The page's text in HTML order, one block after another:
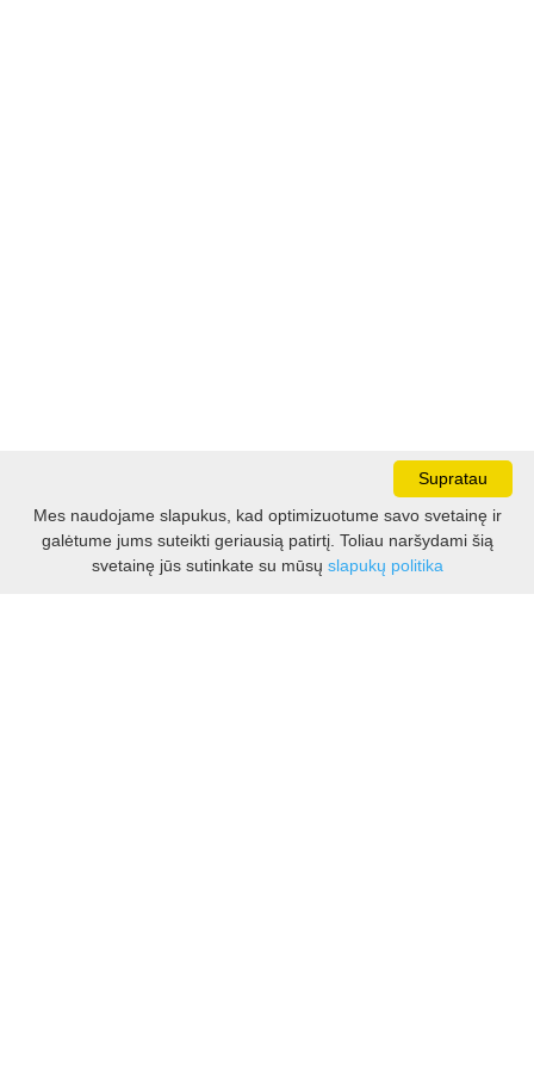
Darbo laikas:
I - V 8.30 - 17.00 val.
Supratau
Mes naudojame slapukus, kad optimizuotume savo svetainę ir
galėtume jums suteikti geriausią patirtį. Toliau naršydami šią
svetainę jūs sutinkate su mūsų slapukų politika